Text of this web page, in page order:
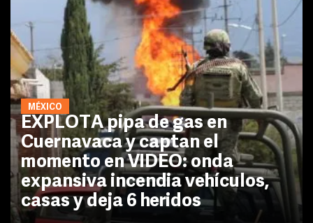
MÉXICO
EXPLOTA pipa de gas en
Cuernavaca y captan el
momento en VIDEO: onda
expansiva incendia vehículos,
casas y deja 6 heridos